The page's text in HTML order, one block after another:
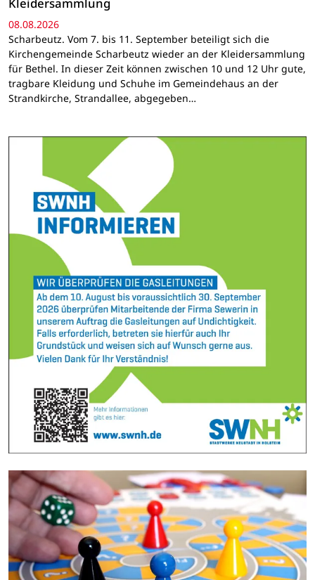
Kleidersammlung
08.08.2026
Scharbeutz. Vom 7. bis 11. September beteiligt sich die
Kirchengemeinde Scharbeutz wieder an der Kleidersammlung
für Bethel. In dieser Zeit können zwischen 10 und 12 Uhr gute,
tragbare Kleidung und Schuhe im Gemeindehaus an der
Strandkirche, Strandallee, abgegeben…